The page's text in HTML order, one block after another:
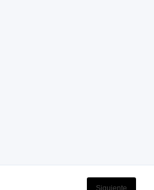
Siguiente